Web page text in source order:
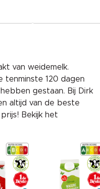
van weidemelk.
tenminste 120 dagen
gestaan. Bij Dirk
altijd van de beste
Bekijk het